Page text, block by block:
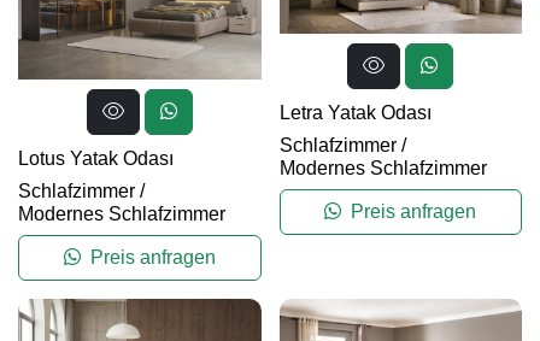
Lotus Yatak Odası
Schlafzimmer /
Modernes Schlafzimmer
Preis anfragen
Letra Yatak Odası
Schlafzimmer/
Modernes Schlafzimmer
Preis anfragen